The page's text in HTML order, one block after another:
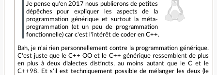
Je pense qu'en 2017 nous publierons de petites
dépêches pour expliquer les aspects de la
programmation générique et surtout la méta-
programmation (et un peu de programmation
fonctionnelle) car c'est l'intérêt de coder en C++.
Bah, je n'ai rien personnellement contre la programmation générique.
C'est juste que le C++ OO et le C++ générique ressemblent de plus
en plus à deux dialectes distincts, au moins autant que le C et le
C++98. Et s'il est techniquement possible de mélanger les deux (le